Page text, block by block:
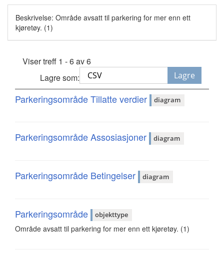
Beskrivelse: Område avsatt til parkering for mer enn ett
kjøretøy. (1)
Viser treff 1 - 6 av 6
Lagre som:
Lagre
Parkeringsområde Tillatte verdier diagram
Parkeringsområde Assosiasjoner diagram
Parkeringsområde Betingelser diagram
Parkeringsområde objekttype
Område avsatt til parkering for mer enn ett kjøretøy. (1)